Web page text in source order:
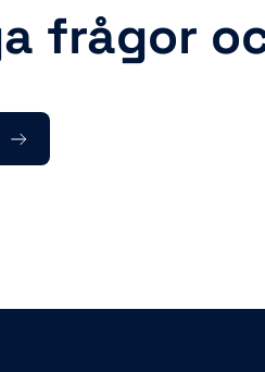
frågor